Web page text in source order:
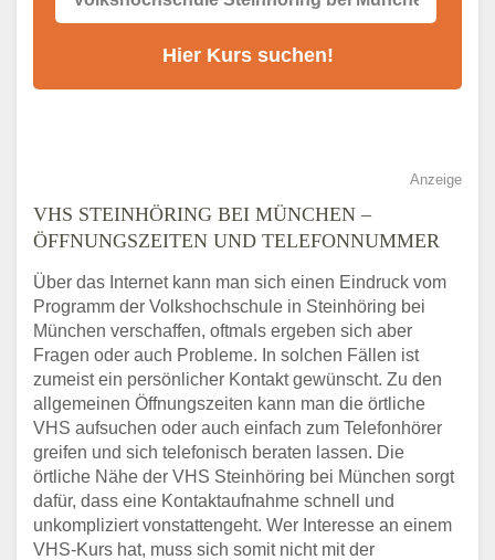
Anzeige
VHS STEINHÖRING BEI MÜNCHEN –
ÖFFNUNGSZEITEN UND TELEFONNUMMER
Über das Internet kann man sich einen Eindruck vom
Programm der Volkshochschule in Steinhöring bei
München verschaffen, oftmals ergeben sich aber
Fragen oder auch Probleme. In solchen Fällen ist
zumeist ein persönlicher Kontakt gewünscht. Zu den
allgemeinen Öffnungszeiten kann man die örtliche
VHS aufsuchen oder auch einfach zum Telefonhörer
greifen und sich telefonisch beraten lassen. Die
örtliche Nähe der VHS Steinhöring bei München sorgt
dafür, dass eine Kontaktaufnahme schnell und
unkompliziert vonstattengeht. Wer Interesse an einem
VHS-Kurs hat, muss sich somit nicht mit der